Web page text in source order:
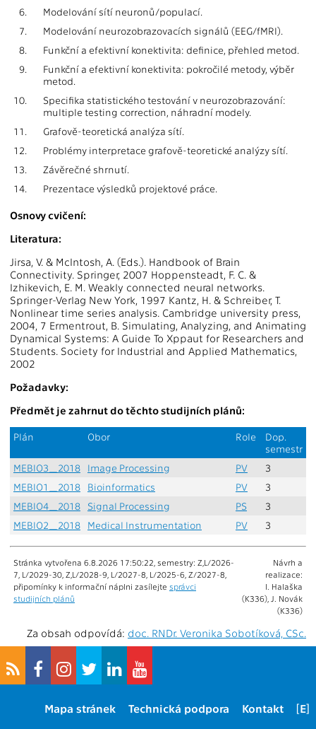
6.
Modelování sítí neuronů/populací.
7.
Modelování neurozobrazovacích signálů (EEG/fMRI).
8.
Funkční a efektivní konektivita: definice, přehled metod.
9.
Funkční a efektivní konektivita: pokročilé metody, výběr
metod.
10.
Specifika statistického testování v neurozobrazování:
multiple testing correction, náhradní modely.
11.
Grafově-teoretická analýza sítí.
12.
Problémy interpretace grafově-teoretické analýzy sítí.
13.
Závěrečné shrnutí.
14.
Prezentace výsledků projektové práce.
Osnovy cvičení:
Literatura:
Jirsa, V. & McIntosh, A. (Eds.). Handbook of Brain
Connectivity. Springer, 2007 Hoppensteadt, F. C. &
Izhikevich, E. M. Weakly connected neural networks.
Springer-Verlag New York, 1997 Kantz, H. & Schreiber, T.
Nonlinear time series analysis. Cambridge university press,
2004, 7 Ermentrout, B. Simulating, Analyzing, and Animating
Dynamical Systems: A Guide To Xppaut for Researchers and
Students. Society for Industrial and Applied Mathematics,
2002
Požadavky:
Předmět je zahrnut do těchto studijních plánů:
Plán Obor Role
Dop.
semestr
MEBIO3_2018
Image Processing PV
3
MEBIO1_2018
Bioinformatics PV
3
MEBIO4_2018
Signal Processing PS
3
MEBIO2_2018
Medical Instrumentation PV 3
Stránka vytvořena 6.8.2026 17:50:22, semestry: Z,L/2026-
7, L/2029-30, Z,L/2028-9, L/2027-8, L/2025-6, Z/2027-8,
připomínky k informační náplni zasílejte správci
studijních plánů
Návrh a
realizace:
I. Halaška
(K336), J. Novák
(K336)
Za obsah odpovídá: doc. RNDr. Veronika Sobotíková, CSc.
[E]
Kontakt
Technická podpora
Mapa stránek